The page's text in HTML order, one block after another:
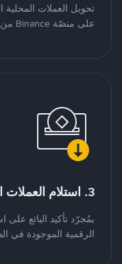
تحويل العملات المحلية
على منصّة Binance من شخص لشخص.
3. استلام العملات الرقمية
بمُجرّد تأكيد البائع على
الرقمية الموجودة في